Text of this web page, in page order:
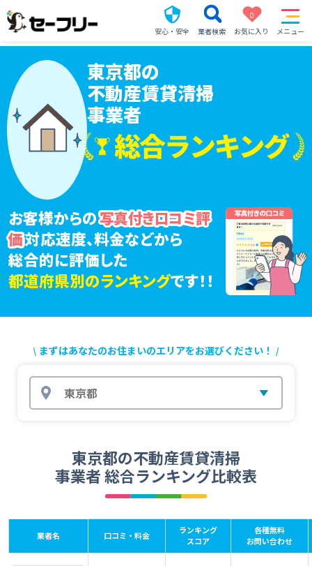
安心・安全 業者検索
0
お気に入り
メニュー
東京都の
不動産賃貸清掃
事業者
お客様からの写真付き口コミ評
価対応速度、料金などから
総合的に評価した
都道府県別のランキングです！！
まずはあなたのお住まいのエリアをお選びください！
東京都
東京都の不動産賃貸清掃
事業者 総合ランキング比較表
業者名 口コミ・料金
ランキング
スコア
各種無料
お問い合わせ